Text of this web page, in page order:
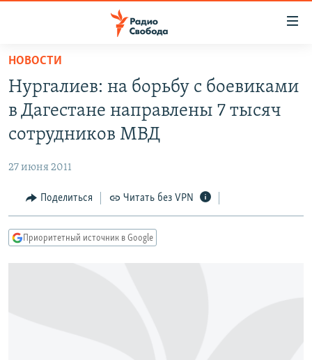
упрощенного
доступа
Вернуться
основному
Вернутся
Вернутся
ПОДКАСТЫ
АВТОРСКИЕ ПРОЕКТЫ
МНЕНИЯ
КУЛЬТУРА
КАВКАЗ.РЕАЛИИ
НОВОСТИ
Нургалиев: на борьбу с боевиками
в Дагестане направлены 7 тысяч
сотрудников МВД
27 июня 2011
Поделиться Читать без VPN
Приоритетный источник в Google